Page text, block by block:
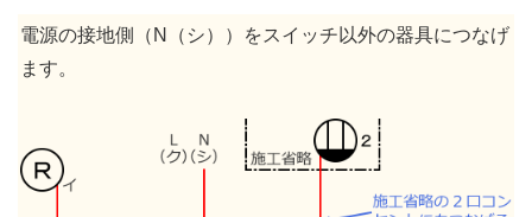
電源の接地側（N（シ））をスイッチ以外の器具につなげ
ます。